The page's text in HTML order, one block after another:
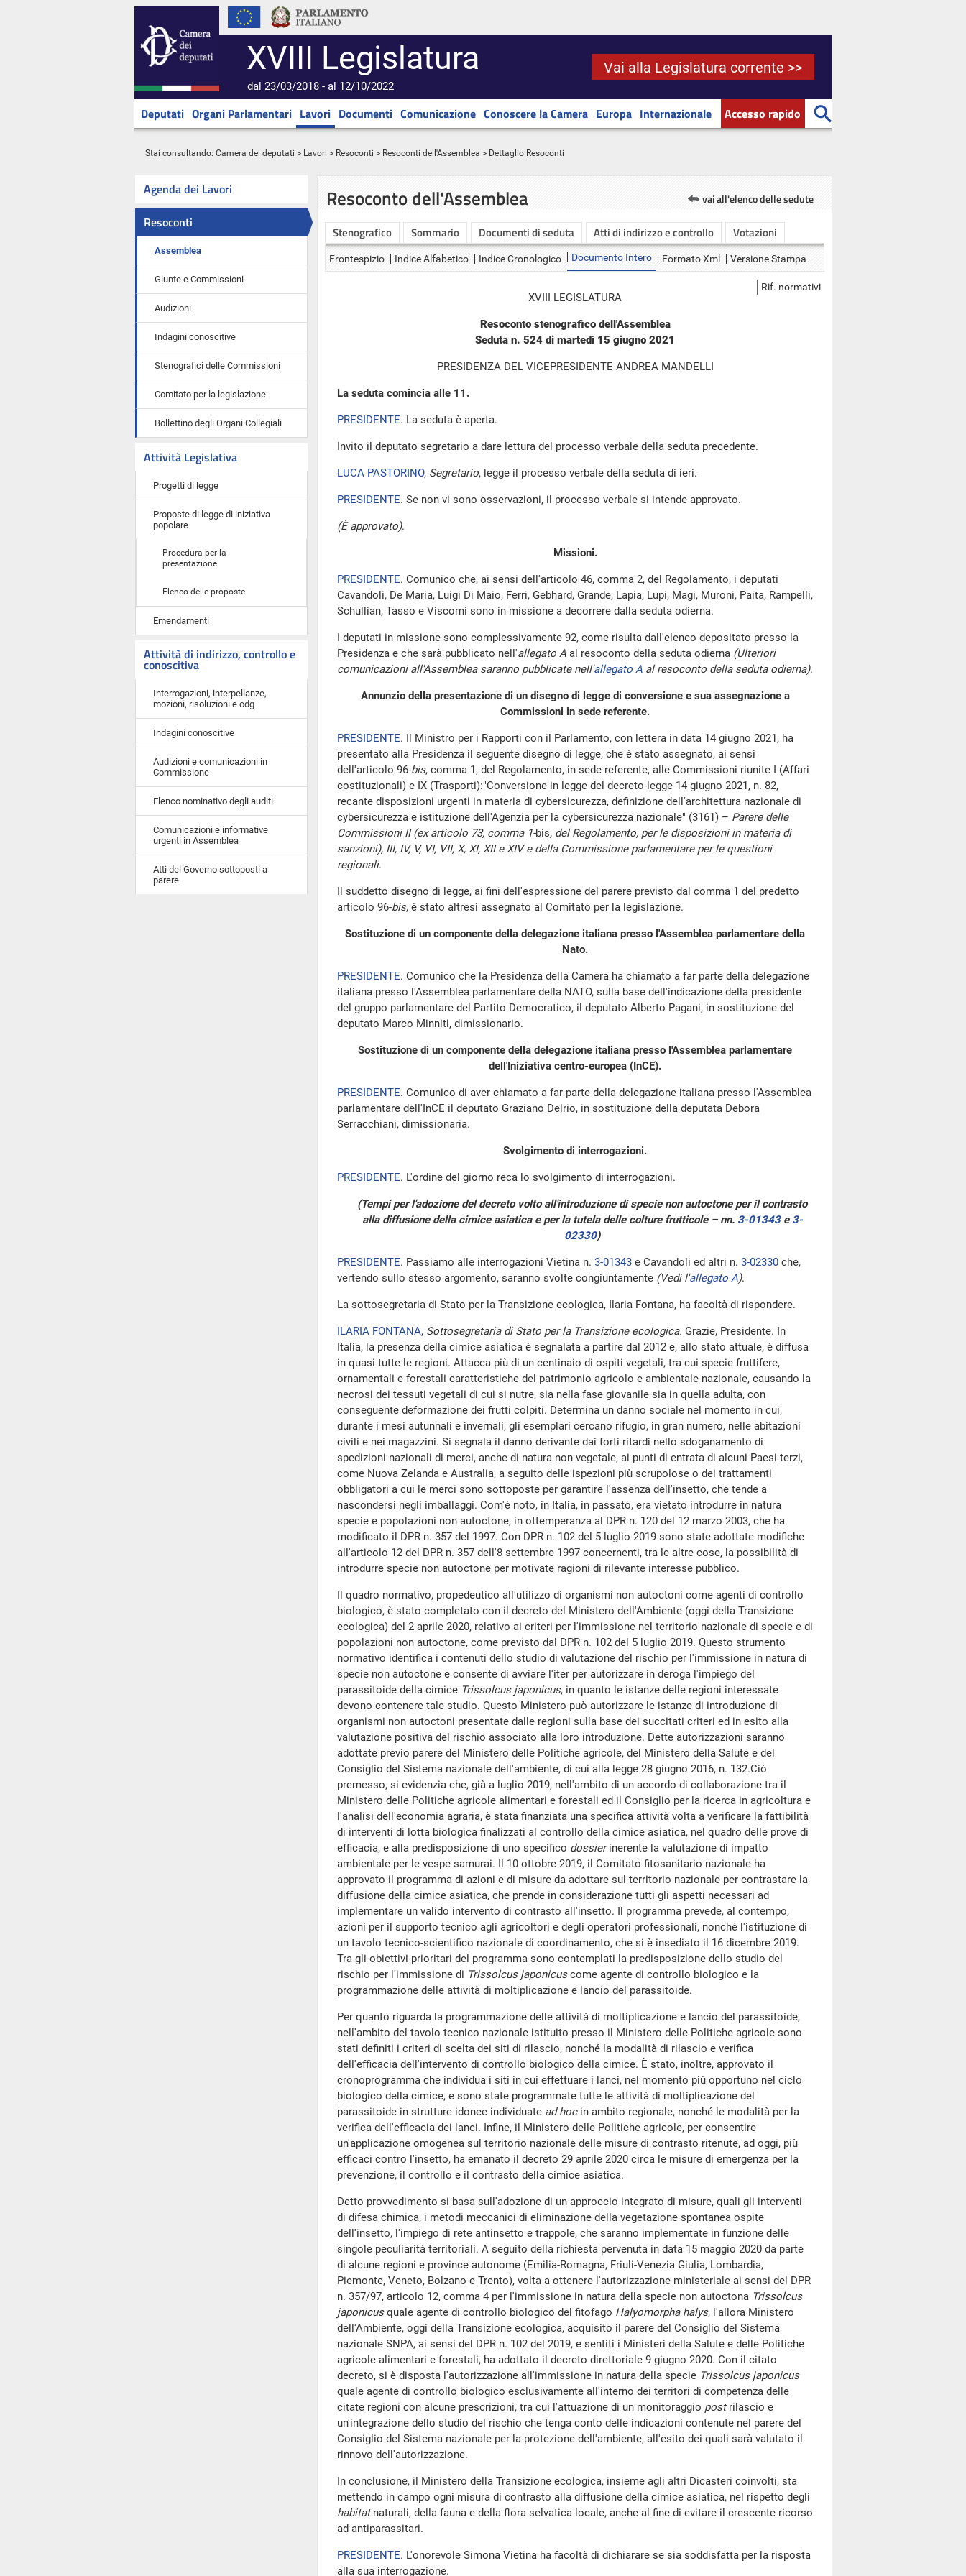
XVIII Legislatura
dal 23/03/2018 - al 12/10/2022
Vai alla Legislatura corrente >>
Deputati Organi Parlamentari Lavori Documenti Comunicazione Conoscere la Camera Europa Internazionale Accesso rapido
Stai consultando: Camera dei deputati > Lavori > Resoconti > Resoconti dell'Assemblea > Dettaglio Resoconti
Agenda dei Lavori
Resoconti
Assemblea
Giunte e Commissioni
Audizioni
Indagini conoscitive
Stenografici delle Commissioni
Comitato per la legislazione
Bollettino degli Organi Collegiali
Attività Legislativa
Progetti di legge
Proposte di legge di iniziativa
popolare
Procedura per la
presentazione
Elenco delle proposte
Emendamenti
Attività di indirizzo, controllo e
conoscitiva
Interrogazioni, interpellanze,
mozioni, risoluzioni e odg
Indagini conoscitive
Audizioni e comunicazioni in
Commissione
Elenco nominativo degli auditi
Comunicazioni e informative
urgenti in Assemblea
Atti del Governo sottoposti a
parere
Resoconto dell'Assemblea vai all'elenco delle sedute
Stenografico Sommario Documenti di seduta Atti di indirizzo e controllo Votazioni
Frontespizio Indice Alfabetico Indice Cronologico Documento Intero Formato Xml Versione Stampa
Rif. normativi
XVIII LEGISLATURA
Resoconto stenografico dell'Assemblea
Seduta n. 524 di martedì 15 giugno 2021
PRESIDENZA DEL VICEPRESIDENTE ANDREA MANDELLI
La seduta comincia alle 11.
PRESIDENTE. La seduta è aperta.
Invito il deputato segretario a dare lettura del processo verbale della seduta precedente.
LUCA PASTORINO, Segretario, legge il processo verbale della seduta di ieri.
PRESIDENTE. Se non vi sono osservazioni, il processo verbale si intende approvato.
(È approvato).
Missioni.
PRESIDENTE. Comunico che, ai sensi dell'articolo 46, comma 2, del Regolamento, i deputati
Cavandoli, De Maria, Luigi Di Maio, Ferri, Gebhard, Grande, Lapia, Lupi, Magi, Muroni, Paita, Rampelli,
Schullian, Tasso e Viscomi sono in missione a decorrere dalla seduta odierna.
I deputati in missione sono complessivamente 92, come risulta dall'elenco depositato presso la
Presidenza e che sarà pubblicato nell'allegato A al resoconto della seduta odierna (Ulteriori
comunicazioni all'Assemblea saranno pubblicate nell'allegato A al resoconto della seduta odierna).
Annunzio della presentazione di un disegno di legge di conversione e sua assegnazione a
Commissioni in sede referente.
PRESIDENTE. Il Ministro per i Rapporti con il Parlamento, con lettera in data 14 giugno 2021, ha
presentato alla Presidenza il seguente disegno di legge, che è stato assegnato, ai sensi
dell'articolo 96-bis, comma 1, del Regolamento, in sede referente, alle Commissioni riunite I (Affari
costituzionali) e IX (Trasporti):"Conversione in legge del decreto-legge 14 giugno 2021, n. 82,
recante disposizioni urgenti in materia di cybersicurezza, definizione dell'architettura nazionale di
cybersicurezza e istituzione dell'Agenzia per la cybersicurezza nazionale" (3161) – Parere delle
Commissioni II (ex articolo 73, comma 1-bis, del Regolamento, per le disposizioni in materia di
sanzioni), III, IV, V, VI, VII, X, XI, XII e XIV e della Commissione parlamentare per le questioni
regionali.
Il suddetto disegno di legge, ai fini dell'espressione del parere previsto dal comma 1 del predetto
articolo 96-bis, è stato altresì assegnato al Comitato per la legislazione.
Sostituzione di un componente della delegazione italiana presso l'Assemblea parlamentare della
Nato.
PRESIDENTE. Comunico che la Presidenza della Camera ha chiamato a far parte della delegazione
italiana presso l'Assemblea parlamentare della NATO, sulla base dell'indicazione della presidente
del gruppo parlamentare del Partito Democratico, il deputato Alberto Pagani, in sostituzione del
deputato Marco Minniti, dimissionario.
Sostituzione di un componente della delegazione italiana presso l'Assemblea parlamentare
dell'Iniziativa centro-europea (InCE).
PRESIDENTE. Comunico di aver chiamato a far parte della delegazione italiana presso l'Assemblea
parlamentare dell'InCE il deputato Graziano Delrio, in sostituzione della deputata Debora
Serracchiani, dimissionaria.
Svolgimento di interrogazioni.
PRESIDENTE. L'ordine del giorno reca lo svolgimento di interrogazioni.
(Tempi per l'adozione del decreto volto all'introduzione di specie non autoctone per il contrasto
alla diffusione della cimice asiatica e per la tutela delle colture frutticole – nn. 3-01343e 3-
02330)
PRESIDENTE. Passiamo alle interrogazioni Vietina n. 3-01343 e Cavandoli ed altri n. 3-02330 che,
vertendo sullo stesso argomento, saranno svolte congiuntamente (Vedi l'allegato A).
La sottosegretaria di Stato per la Transizione ecologica, Ilaria Fontana, ha facoltà di rispondere.
ILARIA FONTANA, Sottosegretaria di Stato per la Transizione ecologica. Grazie, Presidente. In
Italia, la presenza della cimice asiatica è segnalata a partire dal 2012 e, allo stato attuale, è diffusa
in quasi tutte le regioni. Attacca più di un centinaio di ospiti vegetali, tra cui specie fruttifere,
ornamentali e forestali caratteristiche del patrimonio agricolo e ambientale nazionale, causando la
necrosi dei tessuti vegetali di cui si nutre, sia nella fase giovanile sia in quella adulta, con
conseguente deformazione dei frutti colpiti. Determina un danno sociale nel momento in cui,
durante i mesi autunnali e invernali, gli esemplari cercano rifugio, in gran numero, nelle abitazioni
civili e nei magazzini. Si segnala il danno derivante dai forti ritardi nello sdoganamento di
spedizioni nazionali di merci, anche di natura non vegetale, ai punti di entrata di alcuni Paesi terzi,
come Nuova Zelanda e Australia, a seguito delle ispezioni più scrupolose o dei trattamenti
obbligatori a cui le merci sono sottoposte per garantire l'assenza dell'insetto, che tende a
nascondersi negli imballaggi. Com'è noto, in Italia, in passato, era vietato introdurre in natura
specie e popolazioni non autoctone, in ottemperanza al DPR n. 120 del 12 marzo 2003, che ha
modificato il DPR n. 357 del 1997. Con DPR n. 102 del 5 luglio 2019 sono state adottate modifiche
all'articolo 12 del DPR n. 357 dell'8 settembre 1997 concernenti, tra le altre cose, la possibilità di
introdurre specie non autoctone per motivate ragioni di rilevante interesse pubblico.
Il quadro normativo, propedeutico all'utilizzo di organismi non autoctoni come agenti di controllo
biologico, è stato completato con il decreto del Ministero dell'Ambiente (oggi della Transizione
ecologica) del 2 aprile 2020, relativo ai criteri per l'immissione nel territorio nazionale di specie e di
popolazioni non autoctone, come previsto dal DPR n. 102 del 5 luglio 2019. Questo strumento
normativo identifica i contenuti dello studio di valutazione del rischio per l'immissione in natura di
specie non autoctone e consente di avviare l'iter per autorizzare in deroga l'impiego del
parassitoide della cimice Trissolcus japonicus, in quanto le istanze delle regioni interessate
devono contenere tale studio. Questo Ministero può autorizzare le istanze di introduzione di
organismi non autoctoni presentate dalle regioni sulla base dei succitati criteri ed in esito alla
valutazione positiva del rischio associato alla loro introduzione. Dette autorizzazioni saranno
adottate previo parere del Ministero delle Politiche agricole, del Ministero della Salute e del
Consiglio del Sistema nazionale dell'ambiente, di cui alla legge 28 giugno 2016, n. 132.Ciò
premesso, si evidenzia che, già a luglio 2019, nell'ambito di un accordo di collaborazione tra il
Ministero delle Politiche agricole alimentari e forestali ed il Consiglio per la ricerca in agricoltura e
l'analisi dell'economia agraria, è stata finanziata una specifica attività volta a verificare la fattibilità
di interventi di lotta biologica finalizzati al controllo della cimice asiatica, nel quadro delle prove di
efficacia, e alla predisposizione di uno specifico dossierinerente la valutazione di impatto
ambientale per le vespe samurai. Il 10 ottobre 2019, il Comitato fitosanitario nazionale ha
approvato il programma di azioni e di misure da adottare sul territorio nazionale per contrastare la
diffusione della cimice asiatica, che prende in considerazione tutti gli aspetti necessari ad
implementare un valido intervento di contrasto all'insetto. Il programma prevede, al contempo,
azioni per il supporto tecnico agli agricoltori e degli operatori professionali, nonché l'istituzione di
un tavolo tecnico-scientifico nazionale di coordinamento, che si è insediato il 16 dicembre 2019.
Tra gli obiettivi prioritari del programma sono contemplati la predisposizione dello studio del
rischio per l'immissione di Trissolcus japonicuscome agente di controllo biologico e la
programmazione delle attività di moltiplicazione e lancio del parassitoide.
Per quanto riguarda la programmazione delle attività di moltiplicazione e lancio del parassitoide,
nell'ambito del tavolo tecnico nazionale istituito presso il Ministero delle Politiche agricole sono
stati definiti i criteri di scelta dei siti di rilascio, nonché la modalità di rilascio e verifica
dell'efficacia dell'intervento di controllo biologico della cimice. È stato, inoltre, approvato il
cronoprogramma che individua i siti in cui effettuare i lanci, nel momento più opportuno nel ciclo
biologico della cimice, e sono state programmate tutte le attività di moltiplicazione del
parassitoide in strutture idonee individuate ad hocin ambito regionale, nonché le modalità per la
verifica dell'efficacia dei lanci. Infine, il Ministero delle Politiche agricole, per consentire
un'applicazione omogenea sul territorio nazionale delle misure di contrasto ritenute, ad oggi, più
efficaci contro l'insetto, ha emanato il decreto 29 aprile 2020 circa le misure di emergenza per la
prevenzione, il controllo e il contrasto della cimice asiatica.
Detto provvedimento si basa sull'adozione di un approccio integrato di misure, quali gli interventi
di difesa chimica, i metodi meccanici di eliminazione della vegetazione spontanea ospite
dell'insetto, l'impiego di rete antinsetto e trappole, che saranno implementate in funzione delle
singole peculiarità territoriali. A seguito della richiesta pervenuta in data 15 maggio 2020 da parte
di alcune regioni e province autonome (Emilia-Romagna, Friuli-Venezia Giulia, Lombardia,
Piemonte, Veneto, Bolzano e Trento), volta a ottenere l'autorizzazione ministeriale ai sensi del DPR
n. 357/97, articolo 12, comma 4 per l'immissione in natura della specie non autoctona Trissolcus
japonicusquale agente di controllo biologico del fitofago Halyomorpha halys, l'allora Ministero
dell'Ambiente, oggi della Transizione ecologica, acquisito il parere del Consiglio del Sistema
nazionale SNPA, ai sensi del DPR n. 102 del 2019, e sentiti i Ministeri della Salute e delle Politiche
agricole alimentari e forestali, ha adottato il decreto direttoriale 9 giugno 2020. Con il citato
decreto, si è disposta l'autorizzazione all'immissione in natura della specie Trissolcus japonicus
quale agente di controllo biologico esclusivamente all'interno dei territori di competenza delle
citate regioni con alcune prescrizioni, tra cui l'attuazione di un monitoraggio postrilascio e
un'integrazione dello studio del rischio che tenga conto delle indicazioni contenute nel parere del
Consiglio del Sistema nazionale per la protezione dell'ambiente, all'esito dei quali sarà valutato il
rinnovo dell'autorizzazione.
In conclusione, il Ministero della Transizione ecologica, insieme agli altri Dicasteri coinvolti, sta
mettendo in campo ogni misura di contrasto alla diffusione della cimice asiatica, nel rispetto degli
habitatnaturali, della fauna e della flora selvatica locale, anche al fine di evitare il crescente ricorso
ad antiparassitari.
PRESIDENTE. L'onorevole Simona Vietina ha facoltà di dichiarare se sia soddisfatta per la risposta
alla sua interrogazione.